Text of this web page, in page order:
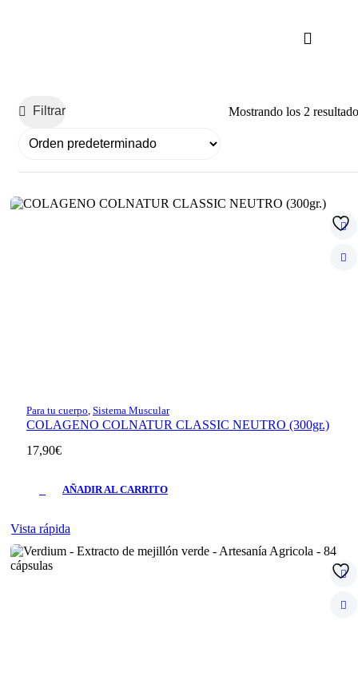
Filtrar Mostrando los 2
Para tu cuerpo, Sistema Muscular
COLAGENO COLNATUR CLASSIC NEUTRO (300gr.)
17,90€
AÑADIR AL CARRITO
Vista rápida